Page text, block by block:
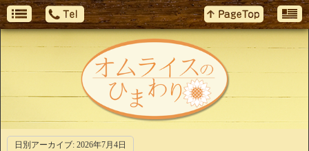
日別アーカイブ: 2026年7月4日